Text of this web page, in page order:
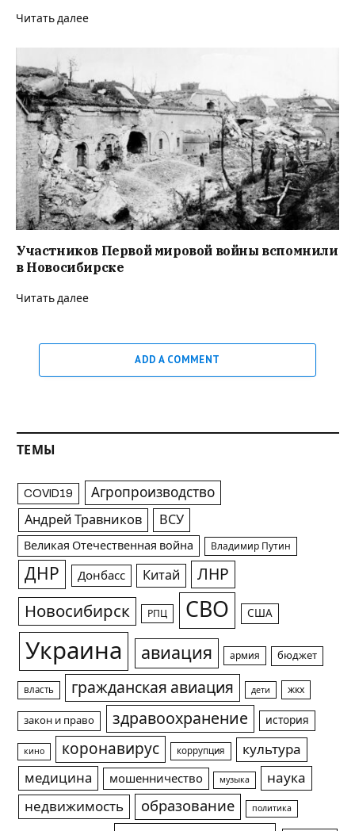
Читать далее
Участников Первой мировой войны вспомнили
в Новосибирске
Читать далее
ADD A COMMENT
ТЕМЫ
COVID19 Агропроизводство
Андрей Травников ВСУ
Великая Отечественная война Владимир Путин
ДНР Донбасс Китай ЛНР
Новосибирск РПЦ СВО США
Украина авиация армия бюджет
власть гражданская авиация дети жкх
закон и право здравоохранение история
кино коронавирус коррупция
культура
медицина
мошенничество музыка
наука
недвижимость
образование политика